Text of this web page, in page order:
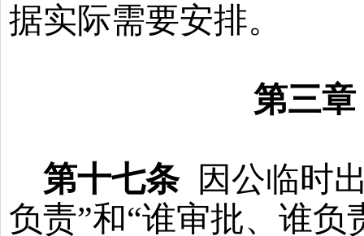
据实际需要安排。
第三章
第十七条
因公临时
负责”和“谁审批、谁